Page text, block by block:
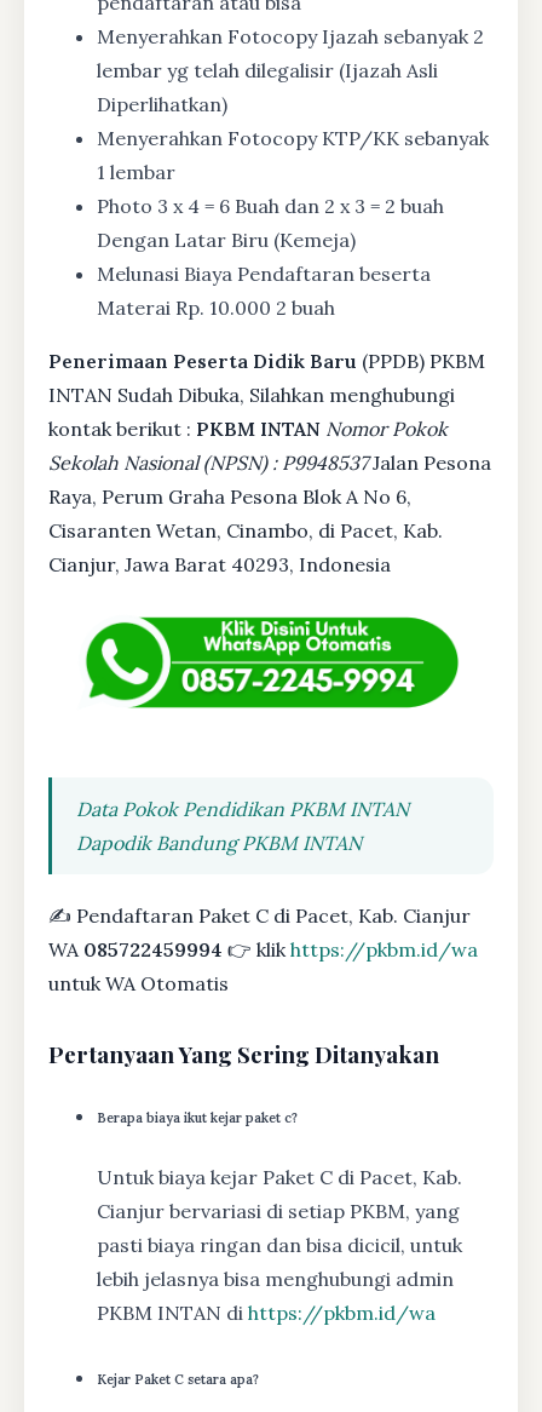
Menyerahkan Fotocopy Ijazah sebanyak 2
lembar yg telah dilegalisir (Ijazah Asli
Diperlihatkan)
Menyerahkan Fotocopy KTP/KK sebanyak
1 lembar
Photo 3 x 4 = 6 Buah dan 2 x 3 = 2 buah
Dengan Latar Biru (Kemeja)
Melunasi Biaya Pendaftaran beserta
Materai Rp. 10.000 2 buah
Penerimaan Peserta Didik Baru (PPDB) PKBM
INTAN Sudah Dibuka, Silahkan menghubungi
kontak berikut : PKBM INTAN Nomor Pokok
Sekolah Nasional (NPSN) : P9948537Jalan Pesona
Raya, Perum Graha Pesona Blok A No 6,
Cisaranten Wetan, Cinambo, di Pacet, Kab.
Cianjur, Jawa Barat 40293, Indonesia
Data Pokok Pendidikan PKBM INTAN
Dapodik Bandung PKBM INTAN
✍ Pendaftaran Paket C di Pacet, Kab. Cianjur
WA 085722459994 👉 klikhttps://pkbm.id/wa
untuk WA Otomatis
Pertanyaan Yang Sering Ditanyakan
Berapa biaya ikut kejar paket c?
Untuk biaya kejar Paket C di Pacet, Kab.
Cianjur bervariasi di setiap PKBM, yang
pasti biaya ringan dan bisa dicicil, untuk
lebih jelasnya bisa menghubungi admin
PKBM INTAN di https://pkbm.id/wa
Kejar Paket C setara apa?